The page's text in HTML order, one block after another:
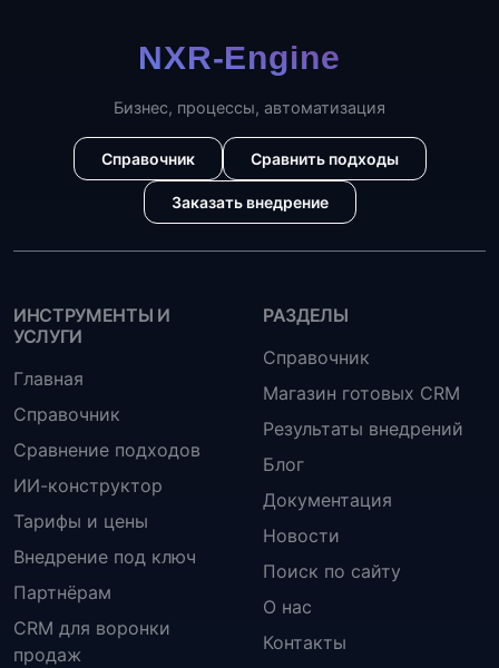
Бизнес, процессы, автоматизация
Справочник Сравнить подходы
Заказать внедрение
ИНСТРУМЕНТЫ И
УСЛУГИ
Главная
Справочник
Сравнение подходов
ИИ-конструктор
Тарифы и цены
Внедрение под ключ
Партнёрам
CRM для воронки
продаж
РАЗДЕЛЫ
Справочник
Магазин готовых CRM
Результаты внедрений
Блог
Документация
Новости
Поиск по сайту
О нас
Контакты